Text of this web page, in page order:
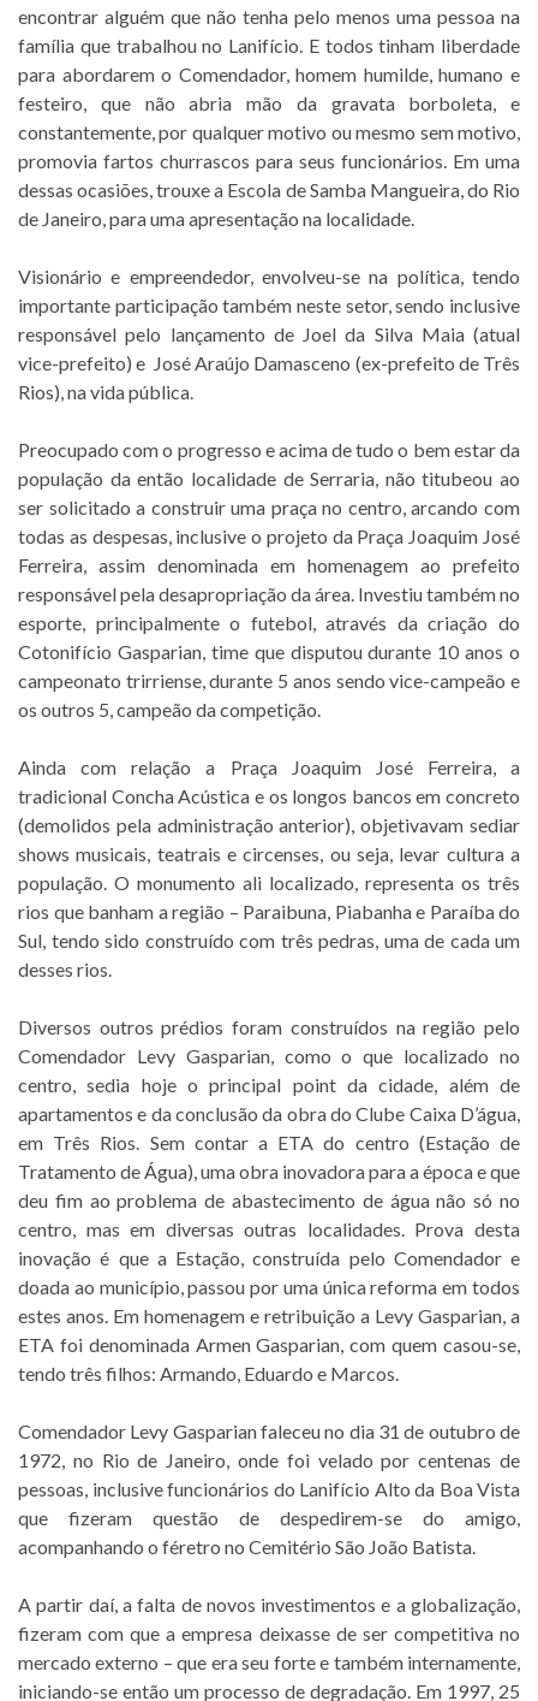
encontrar alguém que não tenha pelo menos uma pessoa na
família que trabalhou no Lanifício. E todos tinham liberdade
para abordarem o Comendador, homem humilde, humano e
festeiro, que não abria mão da gravata borboleta, e
constantemente, por qualquer motivo ou mesmo sem motivo,
promovia fartos churrascos para seus funcionários. Em uma
dessas ocasiões, trouxe a Escola de Samba Mangueira, do Rio
de Janeiro, para uma apresentação na localidade.
Visionário e empreendedor, envolveu-se na política, tendo
importante participação também neste setor, sendo inclusive
responsável pelo lançamento de Joel da Silva Maia (atual
vice-prefeito) e José Araújo Damasceno (ex-prefeito de Três
Rios), na vida pública.
Preocupado com o progresso e acima de tudo o bem estar da
população da então localidade de Serraria, não titubeou ao
ser solicitado a construir uma praça no centro, arcando com
todas as despesas, inclusive o projeto da Praça Joaquim José
Ferreira, assim denominada em homenagem ao prefeito
responsável pela desapropriação da área. Investiu também no
esporte, principalmente o futebol, através da criação do
Cotonifício Gasparian, time que disputou durante 10 anos o
campeonato trirriense, durante 5 anos sendo vice-campeão e
os outros 5, campeão da competição.
Ainda com relação a Praça Joaquim José Ferreira, a
tradicional Concha Acústica e os longos bancos em concreto
(demolidos pela administração anterior), objetivavam sediar
shows musicais, teatrais e circenses, ou seja, levar cultura a
população. O monumento ali localizado, representa os três
rios que banham a região – Paraibuna, Piabanha e Paraíba do
Sul, tendo sido construído com três pedras, uma de cada um
desses rios.
Diversos outros prédios foram construídos na região pelo
Comendador Levy Gasparian, como o que localizado no
centro, sedia hoje o principal point da cidade, além de
apartamentos e da conclusão da obra do Clube Caixa D’água,
em Três Rios. Sem contar a ETA do centro (Estação de
Tratamento de Água), uma obra inovadora para a época e que
deu fim ao problema de abastecimento de água não só no
centro, mas em diversas outras localidades. Prova desta
inovação é que a Estação, construída pelo Comendador e
doada ao município, passou por uma única reforma em todos
estes anos. Em homenagem e retribuição a Levy Gasparian, a
ETA foi denominada Armen Gasparian, com quem casou-se,
tendo três filhos: Armando, Eduardo e Marcos.
Comendador Levy Gasparian faleceu no dia 31 de outubro de
1972, no Rio de Janeiro, onde foi velado por centenas de
pessoas, inclusive funcionários do Lanifício Alto da Boa Vista
que fizeram questão de despedirem-se do amigo,
acompanhando o féretro no Cemitério São João Batista.
A partir daí, a falta de novos investimentos e a globalização,
fizeram com que a empresa deixasse de ser competitiva no
mercado externo – que era seu forte e também internamente,
iniciando-se então um processo de degradação. Em 1997, 25